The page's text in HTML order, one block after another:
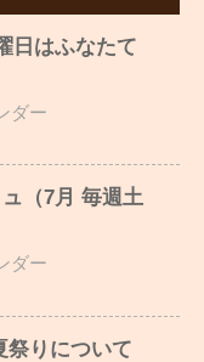
日はふなたて
ダー
（7月 毎週土
ダー
祭りについて